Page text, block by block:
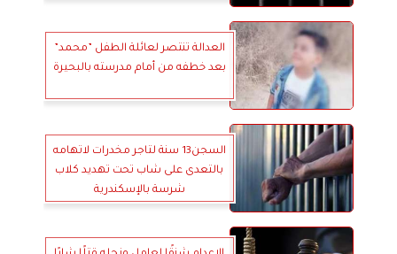
العدالة تنتصر لعائلة الطفل ”محمد”
بعد خطفه من أمام مدرسته بالبحيرة
السجن13 سنة لتاجر مخدرات لاتهامه
بالتعدى على شاب تحت تهديد كلاب
شرسة بالإسكندرية